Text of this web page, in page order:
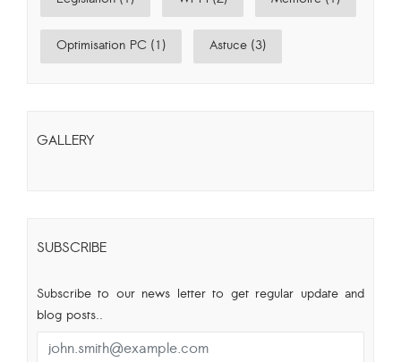
Optimisation PC (1) Astuce (3)
GALLERY
SUBSCRIBE
Subscribe to our news letter to get regular update and
blog posts..